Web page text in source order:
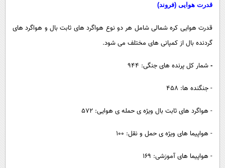
قدرت هوایی (فروند)
قدرت هوایی کره شمالی شامل هر دو نوع هواگرد های ثابت بال و هواگرد های
گردنده بال از کمپانی های مختلف می شود.
- شمار کل پرنده های جنگی: 944
- جنگنده ها: 458
- هواگرد های ثابت بال ویژه ی حمله ی هوایی: 572
- هواپیما های ویژه ی حمل و نقل: 100
- هواپیما های آموزشی: 169